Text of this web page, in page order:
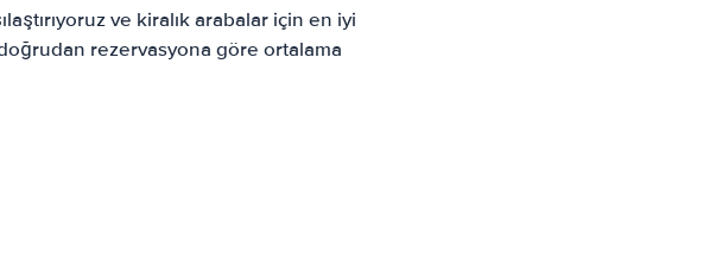
ve kiralık arabalar için en iyi
rezervasyona göre ortalama